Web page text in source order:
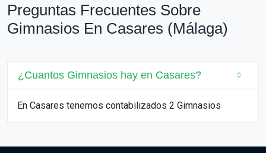
Preguntas Frecuentes Sobre
Gimnasios En Casares (Málaga)
¿Cuantos Gimnasios hay en Casares?
En Casares tenemos contabilizados 2 Gimnasios